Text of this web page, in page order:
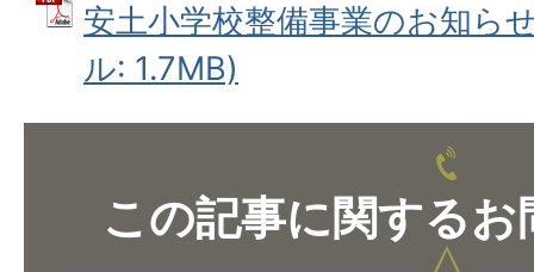
安土小学校整備事業のお知ら
ル: 1.7MB)
この記事に関するお